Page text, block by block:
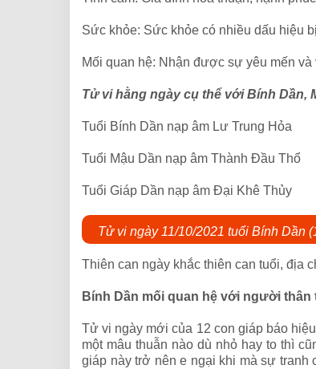
Sức khỏe: Sức khỏe có nhiều dấu hiệu
Mối quan hệ: Nhận được sự yêu mến
Tử vi hằng ngày cụ thể với Bính Dần,
Tuổi Bính Dần nạp âm Lư Trung Hỏa
Tuổi Mậu Dần nạp âm Thành Đầu Thổ
Tuổi Giáp Dần nạp âm Đại Khê Thủy
Tử vi ngày 11/10/2021 tuổi Bính Dần
Thiên can ngày khắc thiên can tuổi, địa
Bính Dần mối quan hệ với người
Tử vi ngày mới của 12 con giáp báo
một mâu thuẫn nào dù nhỏ hay to thì
giáp này trở nên e ngại khi mà sự tranh